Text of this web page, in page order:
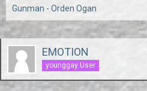
Gunman - Orden Ogan
EMOTION
younggay User